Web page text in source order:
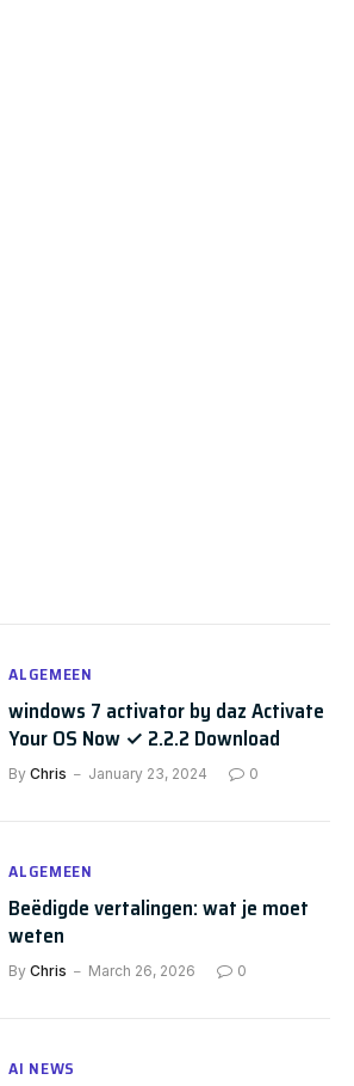
ALGEMEEN
windows 7 activator by daz Activate
Your OS Now ✓ 2.2.2 Download
By Chris January 23, 2024 0
ALGEMEEN
Beëdigde vertalingen: wat je moet
weten
By Chris March 26, 2026 0
AI NEWS